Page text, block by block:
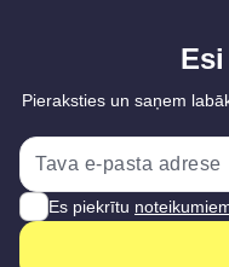
Pieraksties un saņem
Es piekrītu